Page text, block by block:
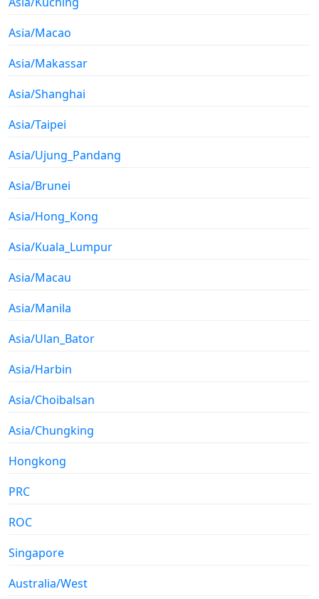
Asia/Macao
Asia/Makassar
Asia/Shanghai
Asia/Taipei
Asia/Ujung_Pandang
Asia/Brunei
Asia/Hong_Kong
Asia/Kuala_Lumpur
Asia/Macau
Asia/Manila
Asia/Ulan_Bator
Asia/Harbin
Asia/Choibalsan
Asia/Chungking
Hongkong
PRC
ROC
Singapore
Australia/West